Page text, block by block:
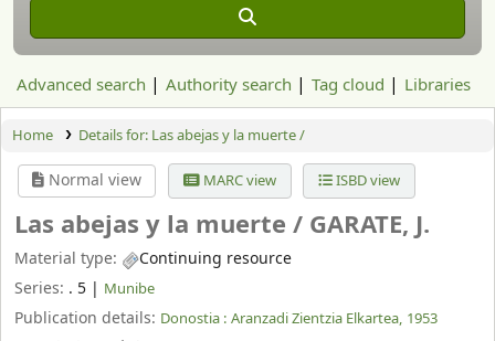
Advanced search Authority search Tag cloud Libraries
Home Details for: Las abejas y la muerte /
Normal view MARC view ISBD view
Las abejas y la muerte / GARATE, J.
Material type:
Continuing resource
Series: . 5 | Munibe
Publication details: Donostia : Aranzadi Zientzia Elkartea, 1953